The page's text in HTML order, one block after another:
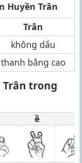
Huyền Trân
Trân
không dấu
thanh bằng cao
Trân trong
ề